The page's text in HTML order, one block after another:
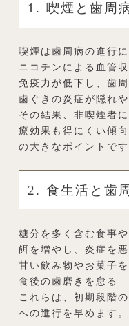
1. 喫煙と歯周
喫煙は歯周病の進行
ニコチンによる血管
免疫力が低下し、歯
歯ぐきの炎症が隠れ
その結果、非喫煙者
療効果も得にくい傾
の大きなポイントです
2. 食生活と歯
糖分を多く含む食事
餌を増やし、炎症を悪
甘い飲み物やお菓子
食後の歯磨きを怠る
これらは、初期段階
への進行を早めます。